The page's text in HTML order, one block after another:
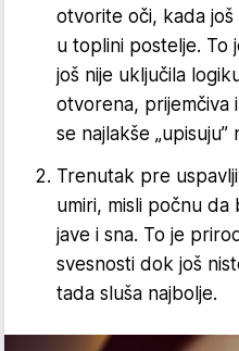
otvorite oči, kada
u toplini postelje. To
još nije uključila
otvorena, prijemčiva
se najlakše „upisuju”
Trenutak pre
umiri, misli počnu
jave i sna. To je
svesnosti dok još
tada sluša najbolje.